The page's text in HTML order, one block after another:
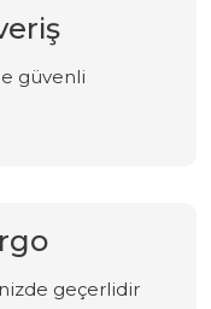
güvenli
geçerlidir